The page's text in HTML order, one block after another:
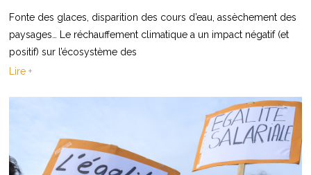
Fonte des glaces, disparition des cours d’eau, assèchement des
paysages… Le réchauffement climatique a un impact négatif (et
positif) sur l’écosystème des
Lire +